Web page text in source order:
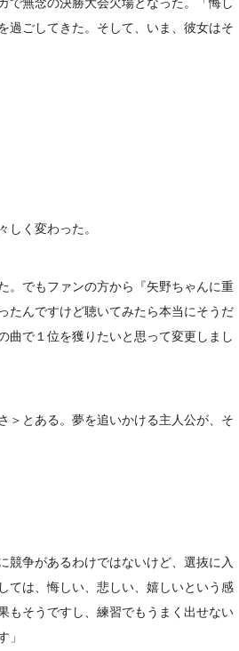
無念の決勝大会欠場となった。「悔し
過ごしてきた。そして、いま、彼女はそ
く変わった。
。でもファンの方から『矢野ちゃんに重
たんですけど聴いてみたら本当にそうだ
曲で１位を獲りたいと思って変更しまし
とある。夢を追いかける主人公が、そ
争があるわけではないけど、選抜に入
ては、悔しい、悲しい、嬉しいという感
もそうですし、練習でもうまく出せない
」